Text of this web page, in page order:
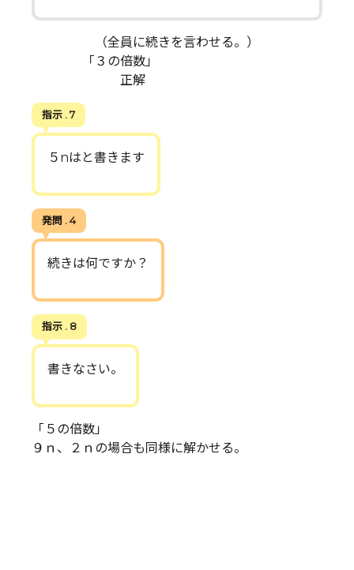
（全員に続きを言わせる。）
「３の倍数」
正解
指示 . 7
５nはと書きます
発問 . 4
続きは何ですか？
指示 . 8
書きなさい。
「５の倍数」
９ｎ、２ｎの場合も同様に解かせる。